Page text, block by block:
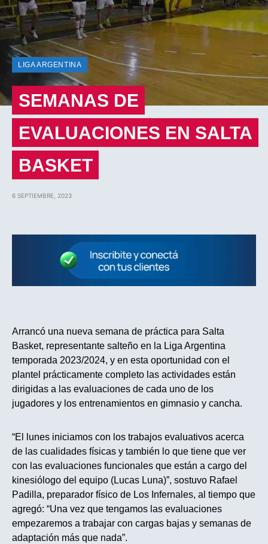
LIGA ARGENTINA
SEMANAS DE
EVALUACIONES EN SALTA
BASKET
6 SEPTIEMBRE, 2023
Arrancó una nueva semana de práctica para Salta
Basket, representante salteño en la Liga Argentina
temporada 2023/2024, y en esta oportunidad con el
plantel prácticamente completo las actividades están
dirigidas a las evaluaciones de cada uno de los
jugadores y los entrenamientos en gimnasio y cancha.
“El lunes iniciamos con los trabajos evaluativos acerca
de las cualidades físicas y también lo que tiene que ver
con las evaluaciones funcionales que están a cargo del
kinesiólogo del equipo (Lucas Luna)”, sostuvo Rafael
Padilla, preparador físico de Los Infernales, al tiempo que
agregó: “Una vez que tengamos las evaluaciones
empezaremos a trabajar con cargas bajas y semanas de
adaptación más que nada”.